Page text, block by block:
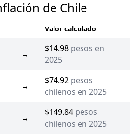
de Chile
Valor calculado
→
$14.98 pesos en
2025
→
$74.92 pesos
chilenos en 2025
→
$149.84 pesos
chilenos en 2025